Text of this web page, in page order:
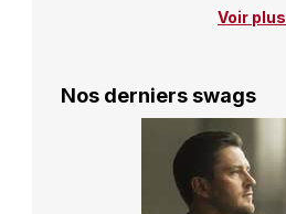
Voir plus
Nos derniers swags